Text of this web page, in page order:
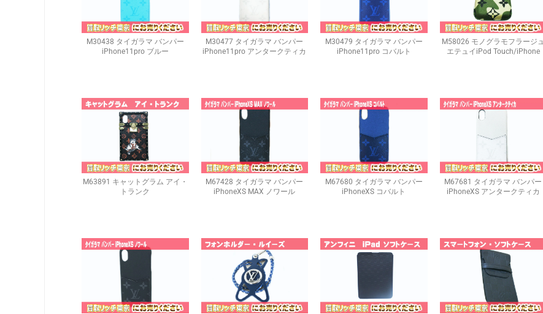
M30438 タイガラマ バンパー
iPhone11pro ブルー
M30477 タイガラマ バンパー
iPhone11pro アンタークティカ
M30479 タイガラマ バンパー
iPhone11pro コバルト
M58026 モノグラモフラージュ
エテュイiPod Touch/iPhone
M63891 キャットグラム アイ・
トランク
M67428 タイガラマ バンパー
iPhoneXS MAX ノワール
M67680 タイガラマ バンパー
iPhoneXS コバルト
M67681 タイガラマ バンパー
iPhoneXS アンタークティカ